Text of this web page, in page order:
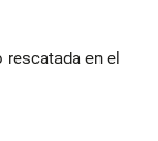
en el